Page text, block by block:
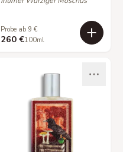
Probe ab 9 €
260 €100ml